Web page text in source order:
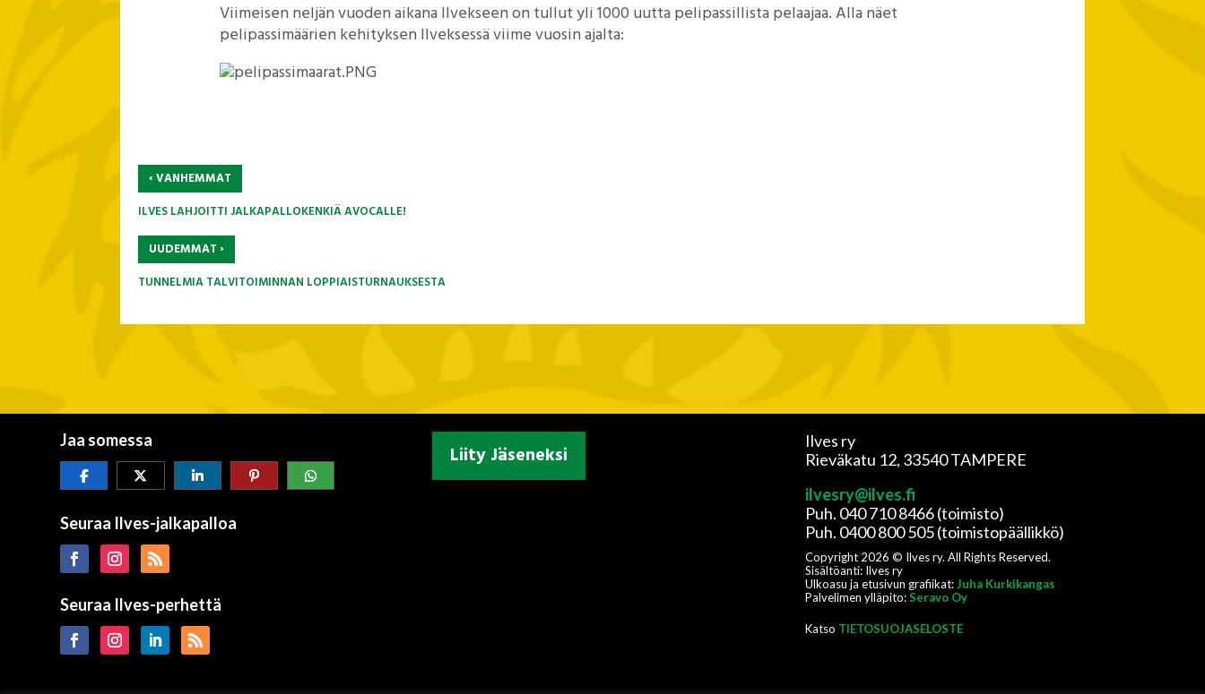
Viimeisen neljän vuoden aikana Ilvekseen on tullut yli 1000 uutta pelipassillista pelaajaa. Alla näet
pelipassimäärien kehityksen Ilveksessä viime vuosin ajalta:
‹VANHEMMAT
ILVES LAHJOITTI JALKAPALLOKENKIÄ AVOCALLE!
UUDEMMAT›
TUNNELMIA TALVITOIMINNAN LOPPIAISTURNAUKSESTA
Jaa somessa
Seuraa Ilves-jalkapalloa
Seuraa Ilves-perhettä
Liity Jäseneksi
Ilves ry
Rieväkatu 12, 33540 TAMPERE
ilvesry@ilves.fi
Puh. 040 710 8466 (toimisto)
Puh. 0400 800 505 (toimistopäällikkö)
Copyright 2026 © Ilves ry. All Rights Reserved.
Sisältöanti: Ilves ry
Ulkoasu ja etusivun grafiikat: Juha Kurkikangas
Palvelimen ylläpito:Seravo Oy
Katso TIETOSUOJASELOSTE